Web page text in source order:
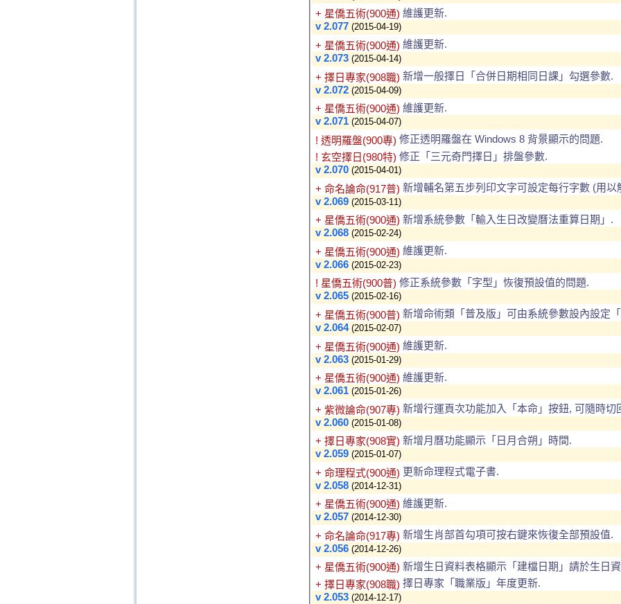
+ 星僑五術(900通) 維護更新.
v 2.077 (2015-04-19)
+ 星僑五術(900通) 維護更新.
v 2.073 (2015-04-14)
+ 擇日專家(908職) 新增一般擇日「合併日期相同日課」勾選參數.
v 2.072 (2015-04-09)
+ 星僑五術(900通) 維護更新.
v 2.071 (2015-04-07)
! 透明羅盤(900專) 修正透明羅盤在 Windows 8 背景顯示的問題.
! 玄空擇日(980特) 修正「三元奇門擇日」排盤參數.
v 2.070 (2015-04-01)
+ 命名論命(917普) 新增輔名第五步列印文字可設定每行字數 (用
v 2.069 (2015-03-11)
+ 星僑五術(900通) 新增系統參數「輸入生日改變曆法重算日期」.
v 2.068 (2015-02-24)
+ 星僑五術(900通) 維護更新.
v 2.066 (2015-02-23)
! 星僑五術(900普) 修正系統參數「字型」恢復預設值的問題.
v 2.065 (2015-02-16)
+ 星僑五術(900普) 新增命術類「普及版」可由系統參數設內設定
v 2.064 (2015-02-07)
+ 星僑五術(900通) 維護更新.
v 2.063 (2015-01-29)
+ 星僑五術(900通) 維護更新.
v 2.061 (2015-01-26)
+ 紫微論命(907專) 新增行運頁次功能加入「本命」按鈕, 可隨時切
v 2.060 (2015-01-08)
+ 擇日專家(908實) 新增月曆功能顯示「日月合朔」時間.
v 2.059 (2015-01-07)
+ 命理程式(900通) 更新命理程式電子書.
v 2.058 (2014-12-31)
+ 星僑五術(900通) 維護更新.
v 2.057 (2014-12-30)
+ 命名論命(917專) 新增生肖部首勾項可按右鍵來恢復全部預設值.
v 2.056 (2014-12-26)
+ 星僑五術(900通) 新增生日資料表格顯示「建檔日期」請於生日
+ 擇日專家(908職) 擇日專家「職業版」年度更新.
v 2.053 (2014-12-17)